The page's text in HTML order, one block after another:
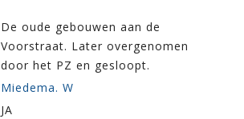
De oude gebouwen aan de
Voorstraat. Later overgenomen
door het PZ en gesloopt.
Miedema. W
JA